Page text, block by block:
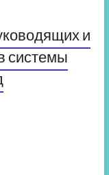
и
системы